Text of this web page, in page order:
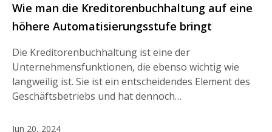
Wie man die Kreditorenbuchhaltung auf eine
höhere Automatisierungsstufe bringt
Die Kreditorenbuchhaltung ist eine der
Unternehmensfunktionen, die ebenso wichtig wie
langweilig ist. Sie ist ein entscheidendes Element des
Geschäftsbetriebs und hat dennoch…
Jun 20, 2024